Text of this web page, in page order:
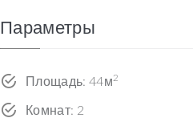
Параметры
Площадь: 44м2
Комнат: 2